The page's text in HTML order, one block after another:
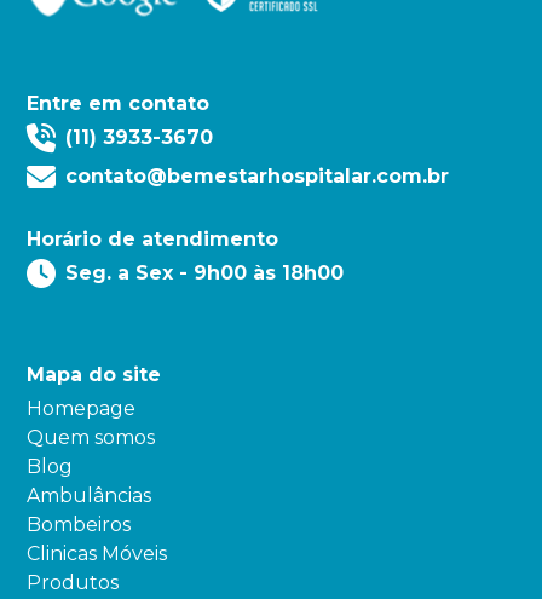
Entre em contato
(11) 3933-3670
contato@bemestarhospitalar.com.br
Horário de atendimento
Seg. a Sex - 9h00 às 18h00
Mapa do site
Homepage
Quem somos
Blog
Ambulâncias
Bombeiros
Clinicas Móveis
Produtos